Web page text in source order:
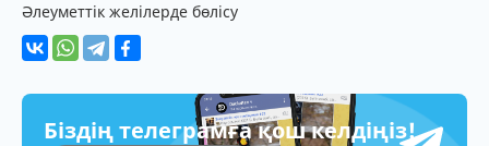
Әлеуметтік желілерде бөлісу
Біздің телеграмға қош келдіңіз!